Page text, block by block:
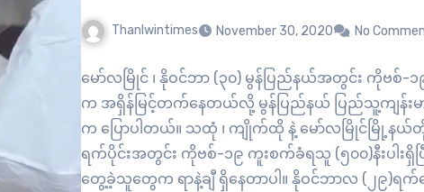
Thanlwintimes November 30, 2020 No
မော်လမြိုင် ၊ နိုဝင်ဘာ (၃၀) မွန်ပြည်နယ်အတွင်း ကိုဗစ်-
က အရှိန်မြင့်တက်နေတယ်လို့ မွန်ပြည်နယ် ပြည်သူ့ကျန်းမာရ
က ပြောပါတယ်။ သထုံ ၊ ကျိုက်ထို နဲ့ မော်လမြိုင်မြို့နယ်တို့
ရက်ပိုင်းအတွင်း ကိုဗစ်-၁၉ ကူးစက်ခံရသူ (၅၀၀)နီးပါးရှိ
တွေ့ခဲ့သူတွေက ရာနဲ့ချီ ရှိနေတာပါ။ နိုဝင်ဘာလ (၂၉)ရက်